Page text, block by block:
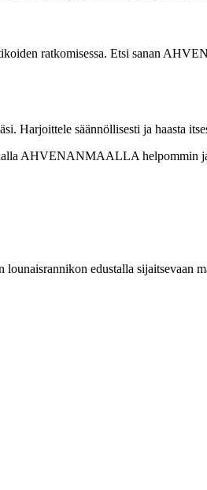
ratkomisessa. Etsi sanan
Harjoittele säännöllisesti ja haasta
AHVENANMAALLA helpommin
edustalla